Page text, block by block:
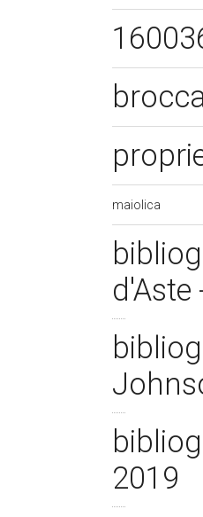
maiolica
2019